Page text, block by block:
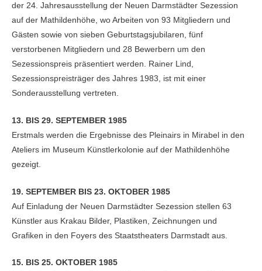
der 24. Jahresausstellung der Neuen Darmstädter Sezession
auf der Mathildenhöhe, wo Arbeiten von 93 Mitgliedern und
Gästen sowie von sieben Geburtstagsjubilaren, fünf
verstorbenen Mitgliedern und 28 Bewerbern um den
Sezessionspreis präsentiert werden. Rainer Lind,
Sezessionspreisträger des Jahres 1983, ist mit einer
Sonderausstellung vertreten.
13. BIS 29. SEPTEMBER 1985
Erstmals werden die Ergebnisse des Pleinairs in Mirabel in den
Ateliers im Museum Künstlerkolonie auf der Mathildenhöhe
gezeigt.
19. SEPTEMBER BIS 23. OKTOBER 1985
Auf Einladung der Neuen Darmstädter Sezession stellen 63
Künstler aus Krakau Bilder, Plastiken, Zeichnungen und
Grafiken in den Foyers des Staatstheaters Darmstadt aus.
15. BIS 25. OKTOBER 1985